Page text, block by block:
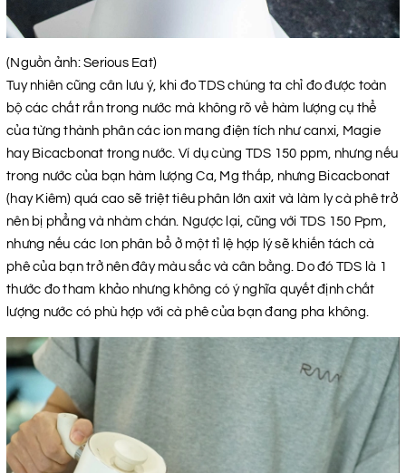
(Nguồn ảnh: Serious Eat)
Tuy nhiên cũng cân lưu ý, khi đo TDS chúng ta chỉ đo được toàn
bộ các chất rắn trong nước mà không rõ về hàm lượng cụ thể
của từng thành phân các ion mang điện tích như canxi, Magie
hay Bicacbonat trong nước. Ví dụ cùng TDS 150 ppm, nhưng nếu
trong nước của bạn hàm lượng Ca, Mg thấp, nhưng Bicacbonat
(hay Kiêm) quá cao sẽ triệt tiêu phân lớn axit và làm ly cà phê trở
nên bị phẳng và nhàm chán. Ngược lại, cũng với TDS 150 Ppm,
nhưng nếu các Ion phân bổ ở một tỉ lệ hợp lý sẽ khiến tách cà
phê của bạn trở nên đây màu sắc và cân bằng. Do đó TDS là 1
thước đo tham khảo nhưng không có ý nghĩa quyết định chất
lượng nước có phù hợp với cà phê của bạn đang pha không.